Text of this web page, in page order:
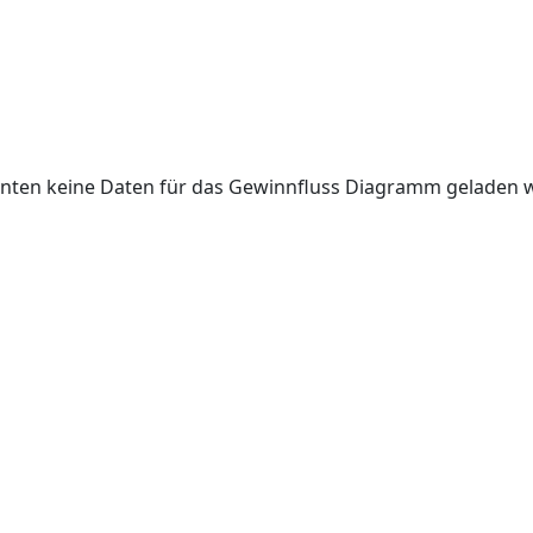
keine Daten für das Gewinnfluss Diagramm geladen